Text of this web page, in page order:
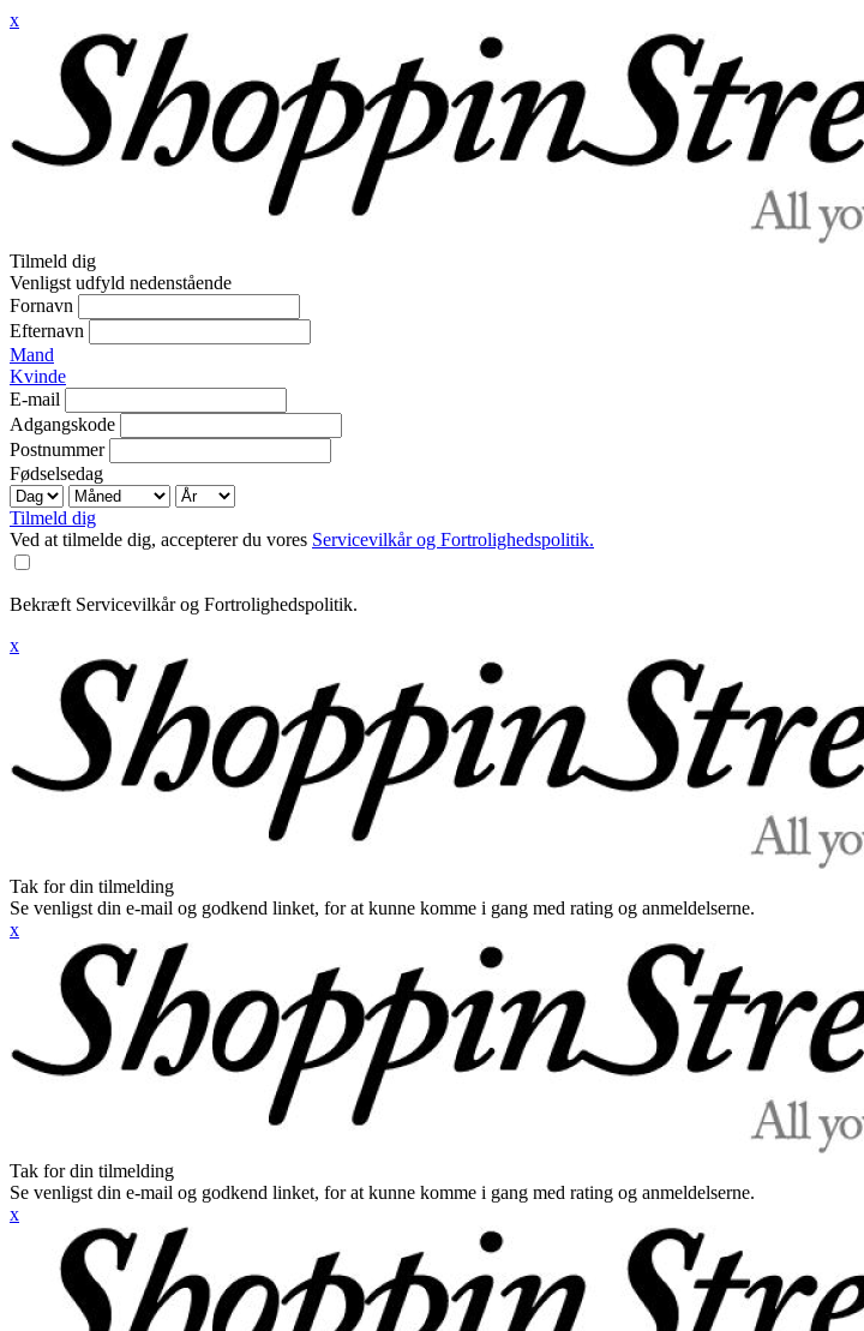
x
Tilmeld dig
Venligst udfyld nedenstående
Fornavn
Efternavn
Mand
Kvinde
E-mail
Adgangskode
Postnummer
Fødselsedag
Tilmeld dig
Ved at tilmelde dig, accepterer du vores Servicevilkår og Fortrolighedspolitik.
Bekræft Servicevilkår og Fortrolighedspolitik.
x
Tak for din tilmelding
Se venligst din e-mail og godkend linket, for at kunne komme i gang med rating og anmeldelserne.
x
Tak for din tilmelding
Se venligst din e-mail og godkend linket, for at kunne komme i gang med rating og anmeldelserne.
x